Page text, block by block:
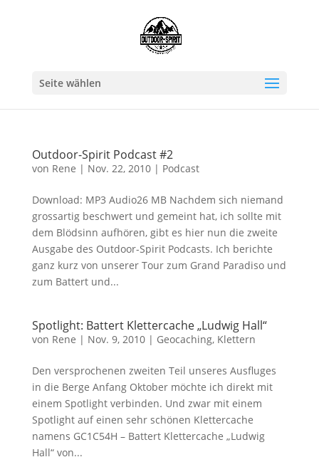
Seite wählen
Outdoor-Spirit Podcast #2
von Rene | Nov. 22, 2010| Podcast
Download: MP3 Audio26 MB Nachdem sich niemand
grossartig beschwert und gemeint hat, ich sollte mit
dem Blödsinn aufhören, gibt es hier nun die zweite
Ausgabe des Outdoor-Spirit Podcasts. Ich berichte
ganz kurz von unserer Tour zum Grand Paradiso und
zum Battert und...
Spotlight: Battert Klettercache „Ludwig Hall“
von Rene | Nov. 9, 2010| Geocaching, Klettern
Den versprochenen zweiten Teil unseres Ausfluges
in die Berge Anfang Oktober möchte ich direkt mit
einem Spotlight verbinden. Und zwar mit einem
Spotlight auf einen sehr schönen Klettercache
namens GC1C54H – Battert Klettercache „Ludwig
Hall“ von...